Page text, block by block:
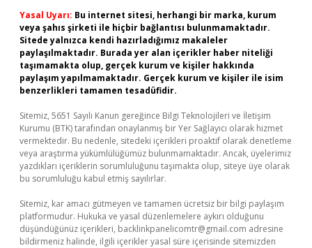
Yasal Uyarı: Bu internet sitesi, herhangi bir marka, kurum
veya şahıs şirketi ile hiçbir bağlantısı bulunmamaktadır.
Sitede yalnızca kendi hazırladığımız makaleler
paylaşılmaktadır. Burada yer alan içerikler haber niteliği
taşımamakta olup, gerçek kurum ve kişiler hakkında
paylaşım yapılmamaktadır. Gerçek kurum ve kişiler ile isim
benzerlikleri tamamen tesadüfidir.
Sitemiz, 5651 Sayılı Kanun gereğince Bilgi Teknolojileri ve İletişim
Kurumu (BTK) tarafından onaylanmış bir Yer Sağlayıcı olarak hizmet
vermektedir. Bu nedenle, sitedeki içerikleri proaktif olarak denetleme
veya araştırma yükümlülüğümüz bulunmamaktadır. Ancak, üyelerimiz
yazdıkları içeriklerin sorumluluğunu taşımakta olup, siteye üye olarak
bu sorumluluğu kabul etmiş sayılırlar.
Sitemiz, kar amacı gütmeyen ve tamamen ücretsiz bir bilgi paylaşım
platformudur. Hukuka ve yasal düzenlemelere aykırı olduğunu
düşündüğünüz içerikleri, backlinkpanelicomtr@gmail.com adresine
bildirmeniz halinde, ilgili içerikler yasal süre içerisinde sitemizden